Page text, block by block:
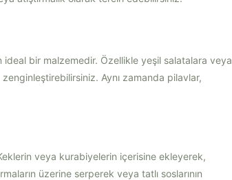
ideal bir malzemedir. Özellikle yeşil salatalara veya
Aynı zamanda pilavlar,
Keklerin veya kurabiyelerin içerisine ekleyerek,
üzerine serperek veya tatlı soslarının